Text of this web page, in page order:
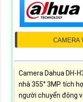
CAMERA
Camera Dahua DH-
nhà 355° 3MP tích
người chuyển động